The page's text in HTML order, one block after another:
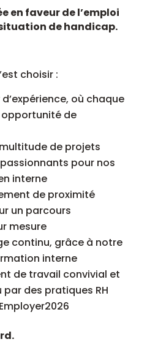
en faveur de l’emploi
de handicap.
choisir :
où chaque
de
de projets
pour nos
interne
de proximité
un parcours
mesure
continu, grâce à notre
interne
de travail convivial et
des pratiques RH